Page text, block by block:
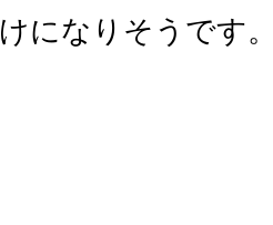
になりそうです